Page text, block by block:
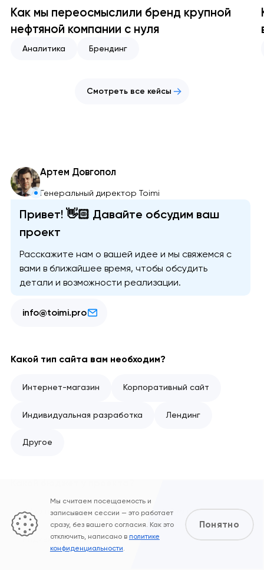
Как мы переосмыслили бренд крупной
нефтяной компании с нуля
Аналитика Брендинг
Смотреть все кейсы
Артем Довгопол
Генеральный директор Toimi
Привет! 👋🏻 Давайте обсудим ваш
проект
Расскажите нам о вашей идее и мы свяжемся с
вами в ближайшее время, чтобы обсудить
детали и возможности реализации.
info@toimi.pro
Какой тип сайта вам необходим?
Интернет-магазин Корпоративный сайт
Индивидуальная разработка Лендинг
Другое
< 1 млн ₽ 1 млн - 2 млн ₽ > 2 млн ₽
Индивидуальный план
Мы считаем посещаемость и
записываем сессии — это работает
сразу, без вашего согласия. Как это
отключить, написано в политике
конфиденциальности.
Понятно